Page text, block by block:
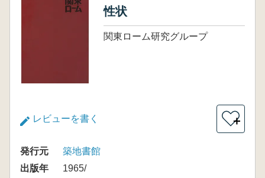
性状
関東ローム研究グループ
レビューを書く ＋
発行元
築地書館
出版年
1965/